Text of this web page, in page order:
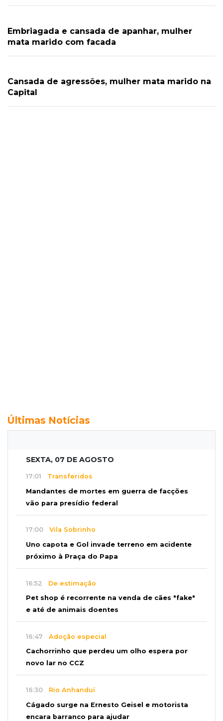
Embriagada e cansada de apanhar, mulher
mata marido com facada
Cansada de agressões, mulher mata marido na
Capital
Últimas Notícias
SEXTA, 07 DE AGOSTO
17:01 Transferidos
Mandantes de mortes em guerra de facções
vão para presídio federal
17:00 Vila Sobrinho
Uno capota e Gol invade terreno em acidente
próximo à Praça do Papa
16:52 De estimação
Pet shop é recorrente na venda de cães "fake"
e até de animais doentes
16:47 Adoção especial
Cachorrinho que perdeu um olho espera por
novo lar no CCZ
16:30 Rio Anhanduí
Cágado surge na Ernesto Geisel e motorista
encara barranco para ajudar